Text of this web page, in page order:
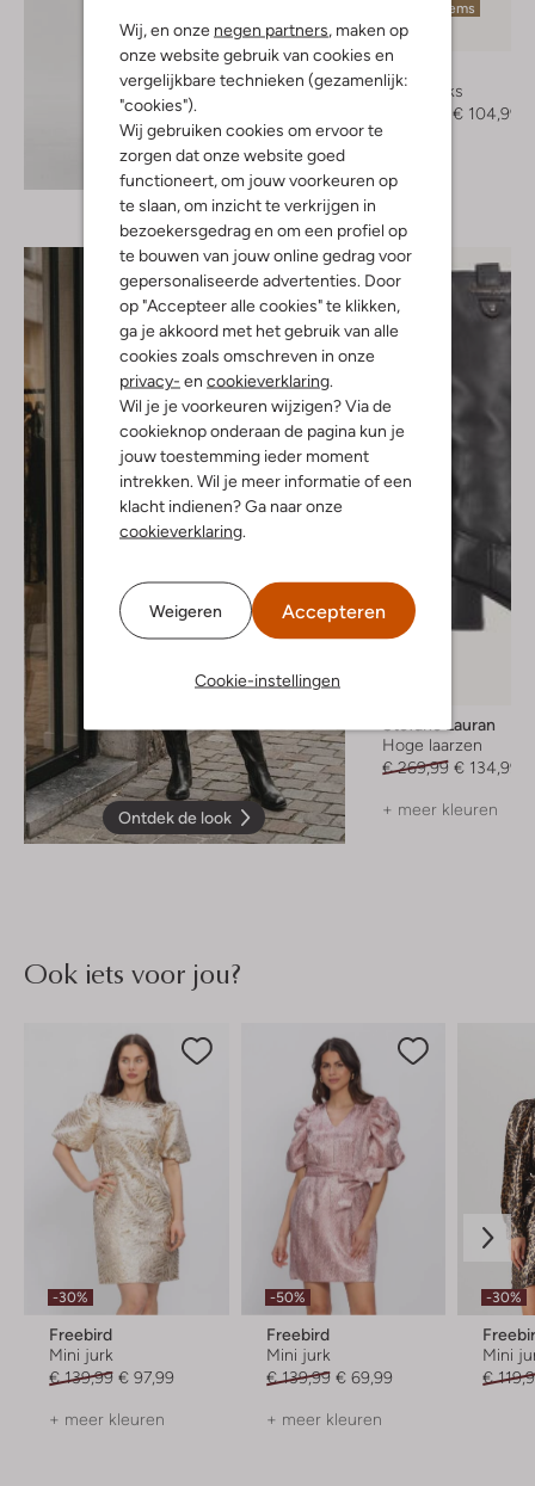
Wij, en onze negen partners, maken op
onze website gebruik van cookies en
vergelijkbare technieken (gezamenlijk:
"cookies").
Wij gebruiken cookies om ervoor te
zorgen dat onze website goed
functioneert, om jouw voorkeuren op
te slaan, om inzicht te verkrijgen in
bezoekersgedrag en om een profiel op
te bouwen van jouw online gedrag voor
gepersonaliseerde advertenties. Door
op "Accepteer alle cookies" te klikken,
ga je akkoord met het gebruik van alle
cookies zoals omschreven in onze
privacy- en cookieverklaring.
Wil je je voorkeuren wijzigen? Via de
cookieknop onderaan de pagina kun je
jouw toestemming ieder moment
intrekken. Wil je meer informatie of een
klacht indienen? Ga naar onze
cookieverklaring.
Weigeren Accepteren
Cookie-instellingen
Ontdek de look
Laatste items
-30%
Notre-V
Slingbacks
€ 104,99
Ontdek de look
Stefano Lauran
Hoge laarzen
€ 269,99 € 134,99
+ meer kleuren
Ook iets voor jou?
-30%
Freebird
Mini jurk
€ 139,99 € 97,99
+ meer kleuren
-50%
Freebird
Mini jurk
€ 139,99 € 69,99
+ meer kleuren
-30%
Mini
€